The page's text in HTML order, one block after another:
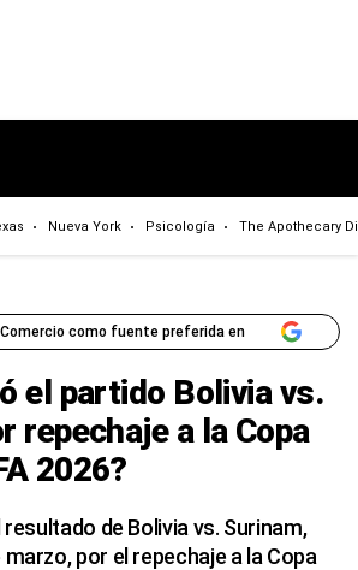
Nueva York Psicología The Apothecary
Comercio como fuente preferida en
el partido Bolivia vs.
repechaje a la Copa
2026?
de Bolivia vs. Surinam,
por el repechaje a la Copa